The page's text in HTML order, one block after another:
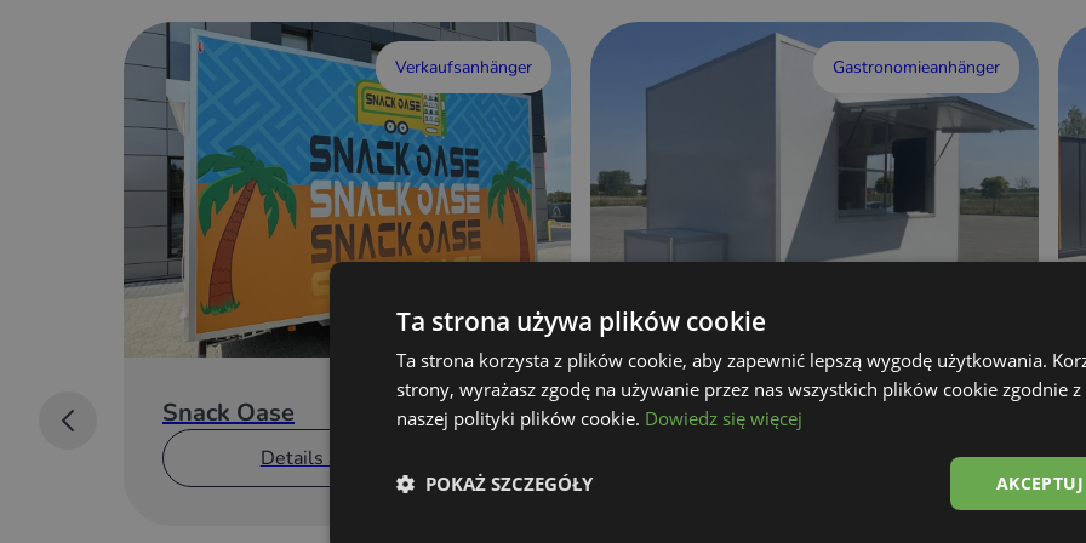
Verkaufsanhänger
Snack Oase
Details anzeigen
Gastronomieanhänger
Imbisswagen
Ta strona używa plików cookie
Ta strona korzysta z plików cookie, aby zapewnić lepszą wygodę użytkowania.
strony, wyrażasz zgodę na używanie przez nas wszystkich plików cookie zgodnie
naszej polityki plików cookie. Dowiedz się więcej
POKAŻ SZCZEGÓŁY